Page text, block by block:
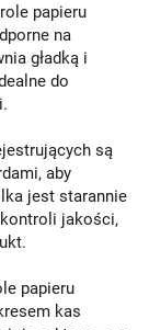
papieru
na
gładką i
do
są
aby
jest starannie
kontroli jakości,
papieru
kas